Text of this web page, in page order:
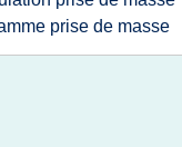
prise de masse